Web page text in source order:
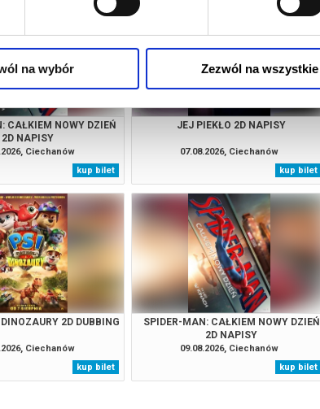
na wybór Zezwól na wszystkie
CAŁKIEM NOWY DZIEŃ
2D NAPISY
Ciechanów
kup bilet
JEJ PIEKŁO 2D NAPISY
07.08.2026, Ciechanów
kup bilet
2D DUBBING
Ciechanów
kup bilet
SPIDER-MAN: CAŁKIEM NOWY DZIEŃ
2D NAPISY
09.08.2026, Ciechanów
kup bilet